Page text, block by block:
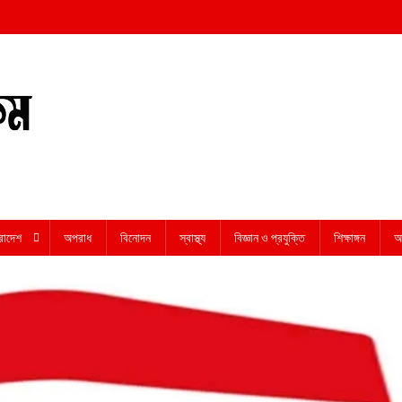
অপরাধ বিনোদন স্বাস্থ্য বিজ্ঞান ও প্রযুক্তি শিক্ষাঙ্গন